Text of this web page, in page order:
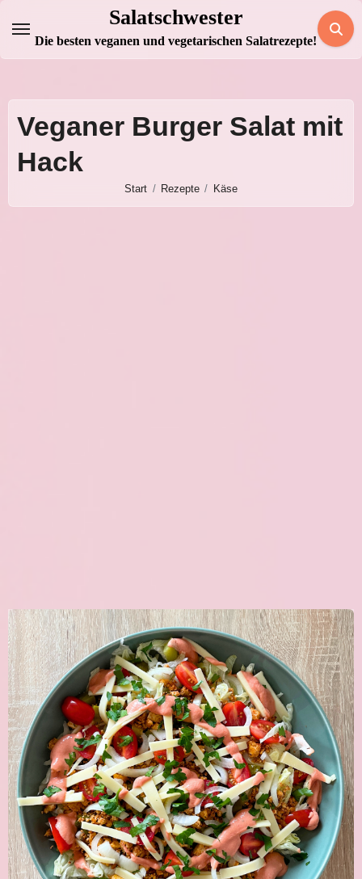
Inhalt
springen
Salatschwester
Die besten veganen und vegetarischen Salatrezepte!
Veganer Burger Salat mit
Hack
Start Rezepte Käse